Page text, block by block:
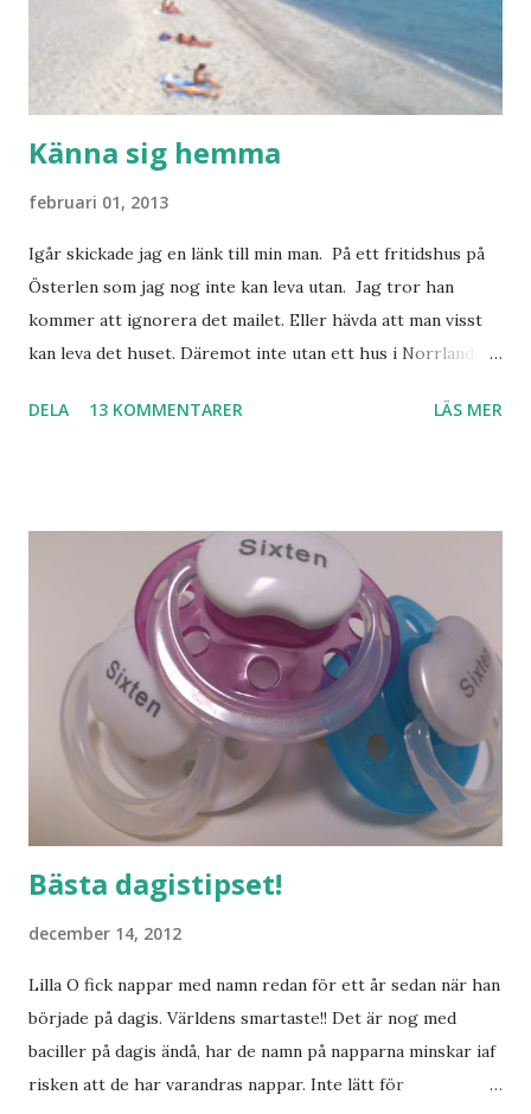
Känna sig hemma
februari 01, 2013
Igår skickade jag en länk till min man. På ett fritidshus på
Österlen som jag nog inte kan leva utan. Jag tror han
kommer att ignorera det mailet. Eller hävda att man visst
kan leva det huset. Däremot inte utan ett hus i Norrland.
används. Min man samlar på hus. Bara inte såna hus som
lånade från www.ystad.se
DELA 13 KOMMENTARER LÄS MER
Bästa dagistipset!
december 14, 2012
Lilla O fick nappar med namn redan för ett år sedan när han
började på dagis. Världens smartaste!! Det är nog med
baciller på dagis ändå, har de namn på napparna minskar iaf
risken att de har varandras nappar. Inte lätt för